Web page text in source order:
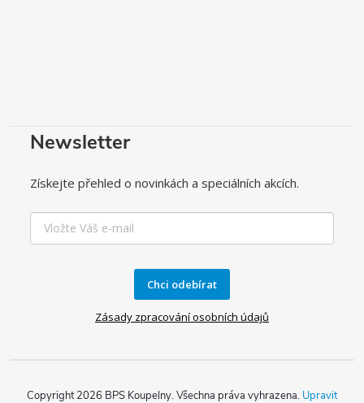
Newsletter
Získejte přehled o novinkách a speciálních akcích.
Chci odebírat
Zásady zpracování osobních údajů
Copyright 2026 BPS Koupelny. Všechna práva vyhrazena. Upravit